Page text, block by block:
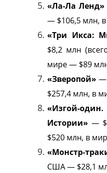
«Ла-Ла Ленд»
— $106,5 млн,
«Три Икса:
$8,2 млн
мире — $89
«Зверопой» —
$257,4 млн, в
«Изгой-
Истории» —
$520 млн, в
«Монстр-
США — $28,1